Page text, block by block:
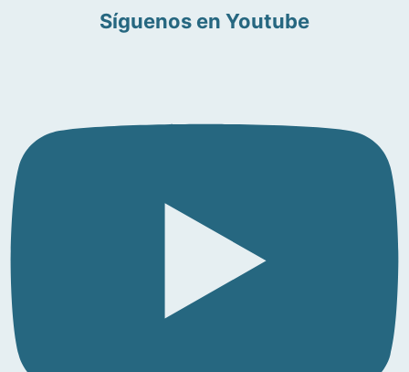
Síguenos en Youtube